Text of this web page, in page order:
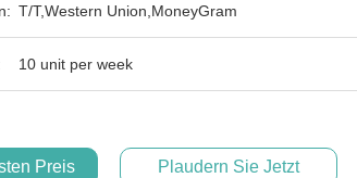
T/T,Western Union,MoneyGram
10 unit per week
Preis Plaudern Sie Jetzt